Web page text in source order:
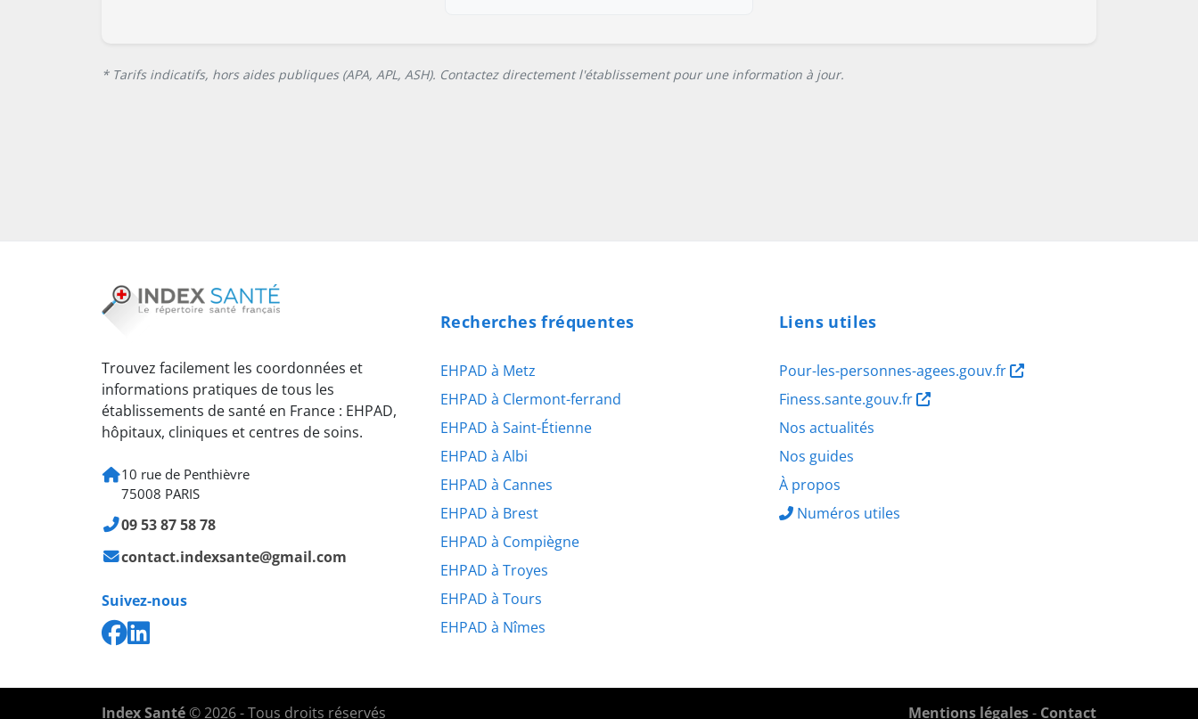
* Tarifs indicatifs, hors aides publiques (APA, APL, ASH). Contactez directement l'établissement pour une information à jour.
Trouvez facilement les coordonnées et
informations pratiques de tous les
établissements de santé en France : EHPAD,
hôpitaux, cliniques et centres de soins.
10 rue de Penthièvre
75008 PARIS
09 53 87 58 78
contact.indexsante@gmail.com
Suivez-nous
Recherches fréquentes
EHPAD à Metz
EHPAD à Clermont-ferrand
EHPAD à Saint-Étienne
EHPAD à Albi
EHPAD à Cannes
EHPAD à Brest
EHPAD à Compiègne
EHPAD à Troyes
EHPAD à Tours
EHPAD à Nîmes
Liens utiles
Pour-les-personnes-agees.gouv.fr
Finess.sante.gouv.fr
Nos actualités
Nos guides
À propos
Numéros utiles
Index Santé© 2026 - Tous droits réservés Mentions légales- Contact